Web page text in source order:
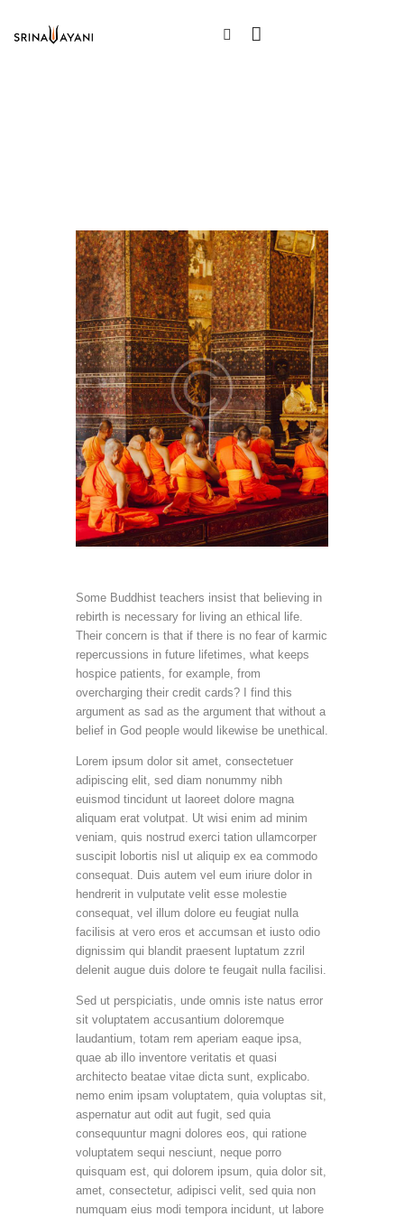
Some Buddhist teachers insist that believing in
rebirth is necessary for living an ethical life.
Their concern is that if there is no fear of karmic
repercussions in future lifetimes, what keeps
hospice patients, for example, from
overcharging their credit cards? I find this
argument as sad as the argument that without a
belief in God people would likewise be unethical.
Lorem ipsum dolor sit amet, consectetuer
adipiscing elit, sed diam nonummy nibh
euismod tincidunt ut laoreet dolore magna
aliquam erat volutpat. Ut wisi enim ad minim
veniam, quis nostrud exerci tation ullamcorper
suscipit lobortis nisl ut aliquip ex ea commodo
consequat. Duis autem vel eum iriure dolor in
hendrerit in vulputate velit esse molestie
consequat, vel illum dolore eu feugiat nulla
facilisis at vero eros et accumsan et iusto odio
dignissim qui blandit praesent luptatum zzril
delenit augue duis dolore te feugait nulla facilisi.
Sed ut perspiciatis, unde omnis iste natus error
sit voluptatem accusantium doloremque
laudantium, totam rem aperiam eaque ipsa,
quae ab illo inventore veritatis et quasi
architecto beatae vitae dicta sunt, explicabo.
nemo enim ipsam voluptatem, quia voluptas sit,
aspernatur aut odit aut fugit, sed quia
consequuntur magni dolores eos, qui ratione
voluptatem sequi nesciunt, neque porro
quisquam est, qui dolorem ipsum, quia dolor sit,
amet, consectetur, adipisci velit, sed quia non
numquam eius modi tempora incidunt, ut labore